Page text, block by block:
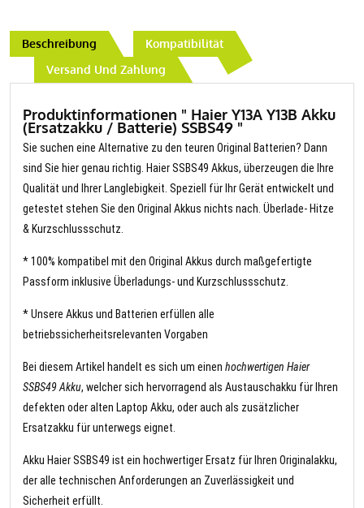
Beschreibung
Kompatibilität
Versand Und Zahlung
Produktinformationen " Haier Y13A Y13B Akku
(Ersatzakku / Batterie) SSBS49 "
Sie suchen eine Alternative zu den teuren Original Batterien? Dann
sind Sie hier genau richtig. Haier SSBS49 Akkus, überzeugen die Ihre
Qualität und Ihrer Langlebigkeit. Speziell für Ihr Gerät entwickelt und
getestet stehen Sie den Original Akkus nichts nach. Überlade- Hitze
& Kurzschlussschutz.
* 100% kompatibel mit den Original Akkus durch maßgefertigte
Passform inklusive Überladungs- und Kurzschlussschutz.
* Unsere Akkus und Batterien erfüllen alle
betriebssicherheitsrelevanten Vorgaben
Bei diesem Artikel handelt es sich um einen hochwertigen Haier
SSBS49 Akku, welcher sich hervorragend als Austauschakku für Ihren
defekten oder alten Laptop Akku, oder auch als zusätzlicher
Ersatzakku für unterwegs eignet.
Akku Haier SSBS49 ist ein hochwertiger Ersatz für Ihren Originalakku,
der alle technischen Anforderungen an Zuverlässigkeit und
Sicherheit erfüllt.